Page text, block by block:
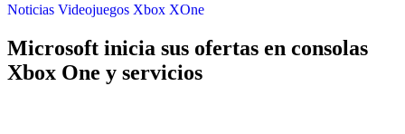
Noticias Videojuegos Xbox XOne
Microsoft inicia sus ofertas en consolas
Xbox One y servicios